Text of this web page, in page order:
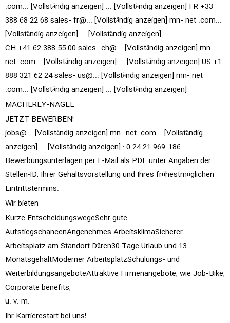
.com... [Vollständig anzeigen] ... [Vollständig anzeigen] FR +33
388 68 22 68 sales‑ fr@... [Vollständig anzeigen] mn‑ net .com...
[Vollständig anzeigen] ... [Vollständig anzeigen]
CH +41 62 388 55 00 sales‑ ch@... [Vollständig anzeigen] mn‑
net .com... [Vollständig anzeigen] ... [Vollständig anzeigen] US +1
888 321 62 24 sales‑ us@... [Vollständig anzeigen] mn‑ net
.com... [Vollständig anzeigen] ... [Vollständig anzeigen]
MACHEREY‑NAGEL
JETZT BEWERBEN!
jobs@... [Vollständig anzeigen] mn‑ net .com... [Vollständig
anzeigen] ... [Vollständig anzeigen] · 0 24 21 969‑186
Bewerbungsunterlagen per E-Mail als PDF unter Angaben der
Stellen-ID, Ihrer Gehaltsvorstellung und Ihres frühestmöglichen
Eintrittstermins.
Wir bieten
Kurze EntscheidungswegeSehr gute
AufstiegschancenAngenehmes ArbeitsklimaSicherer
Arbeitsplatz am Standort Düren30 Tage Urlaub und 13.
MonatsgehaltModerner ArbeitsplatzSchulungs‑ und
WeiterbildungsangeboteAttraktive Firmenangebote, wie Job‑Bike,
Corporate benefits,
u. v. m.
Ihr Karrierestart bei uns!